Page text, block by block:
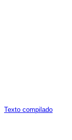
Texto compilado